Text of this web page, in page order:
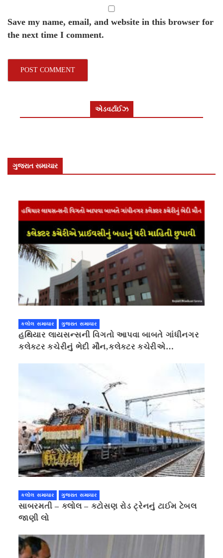
Save my name, email, and website in this browser for
the next time I comment.
એડવર્ટાઈઝ
ગુજરાત સમાચાર
કલોલ સમાચાર ગુજરાત સમાચાર
હથિયાર લાયસન્સની વિગતો આપવા બાબતે ગાંધીનગર
કલેક્ટર કચેરીનું ભેદી મૌન,કલેક્ટર કચેરીએ
કલોલ સમાચાર ગુજરાત સમાચાર
સાબરમતી – કલોલ – કટોસણ રોડ ટ્રેનનું ટાઈમ ટેબલ
જાણી લો